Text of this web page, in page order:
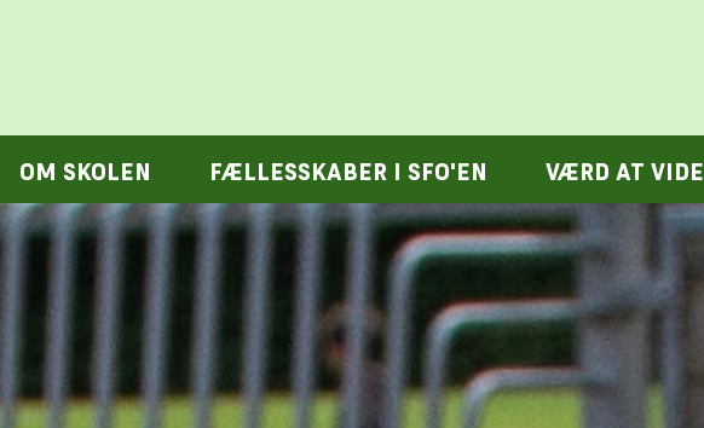
OM SKOLEN FÆLLESSKABER I SFO'EN VÆRD AT VIDE